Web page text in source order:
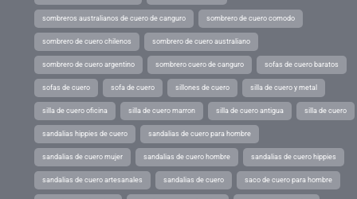
sombreros australianos de cuero de canguro sombrero de cuero comodo
sombrero de cuero chilenos sombrero de cuero australiano
sombrero de cuero argentino sombrero cuero de canguro sofas de cuero baratos
sofas de cuero sofa de cuero sillones de cuero silla de cuero y metal
silla de cuero oficina silla de cuero marron silla de cuero antigua silla de cuero
sandalias hippies de cuero sandalias de cuero para hombre
sandalias de cuero mujer sandalias de cuero hombre sandalias de cuero hippies
sandalias de cuero artesanales sandalias de cuero saco de cuero para hombre